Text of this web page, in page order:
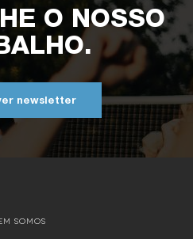
O NOSSO
newsletter
SOMOS